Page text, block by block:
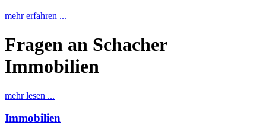
mehr erfahren ...
Fragen an Schacher
Immobilien
mehr lesen ...
Immobilien